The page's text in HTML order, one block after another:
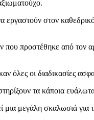
στον
που προστέθηκε από τον
όλες οι διαδικασίες
τα κάποια
μεγάλη σκαλωσιά για